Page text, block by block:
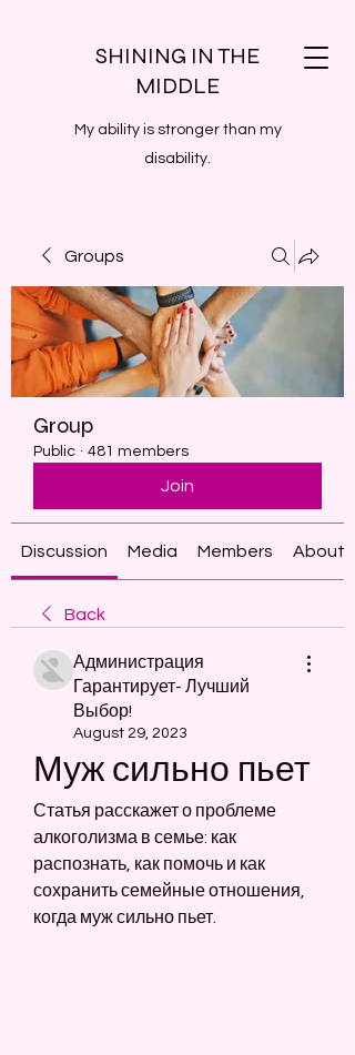
SHINING IN THE
MIDDLE
My ability is stronger than my
disability.
Groups
Group
Public · 481 members
Join
Discussion Media Members About
Back
Администрация
Гарантирует- Лучший
Выбор!
August 29, 2023
Муж сильно пьет
Статья расскажет о проблеме
алкоголизма в семье: как
распознать, как помочь и как
сохранить семейные отношения,
когда муж сильно пьет.